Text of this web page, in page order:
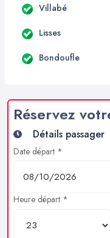
Villabé
Lisses
Bondoufle
Réservez
Détails passager
Date départ *
Heure départ *